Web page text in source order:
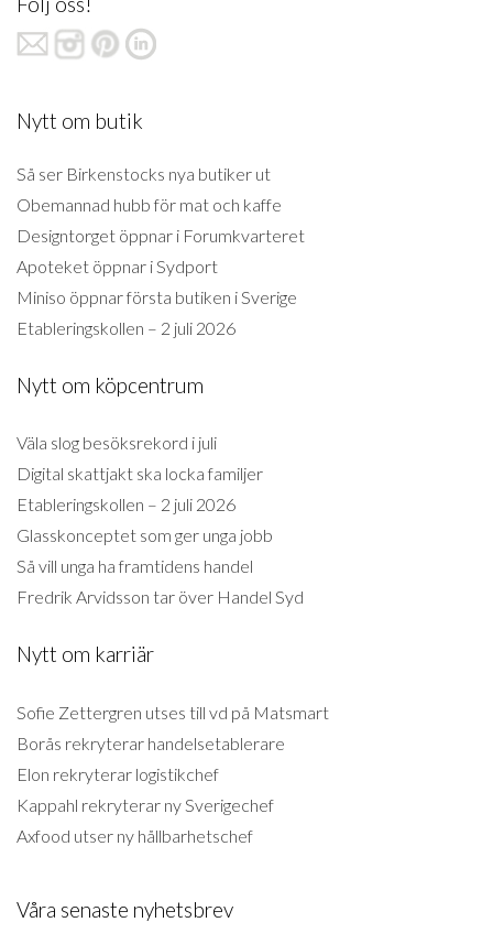
Nytt om butik
Så ser Birkenstocks nya butiker ut
Obemannad hubb för mat och kaffe
Designtorget öppnar i Forumkvarteret
Apoteket öppnar i Sydport
Miniso öppnar första butiken i Sverige
Etableringskollen – 2 juli 2026
Nytt om köpcentrum
Väla slog besöksrekord i juli
Digital skattjakt ska locka familjer
Etableringskollen – 2 juli 2026
Glasskonceptet som ger unga jobb
Så vill unga ha framtidens handel
Fredrik Arvidsson tar över Handel Syd
Nytt om karriär
Sofie Zettergren utses till vd på Matsmart
Borås rekryterar handelsetablerare
Elon rekryterar logistikchef
Kappahl rekryterar ny Sverigechef
Axfood utser ny hållbarhetschef
Våra senaste nyhetsbrev